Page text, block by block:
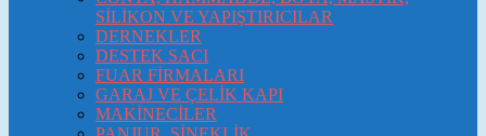
SİLİKON VE YAPIŞTIRICILAR
DERNEKLER
DESTEK SACI
FUAR FİRMALARI
GARAJ VE ÇELİK KAPI
MAKİNECİLER